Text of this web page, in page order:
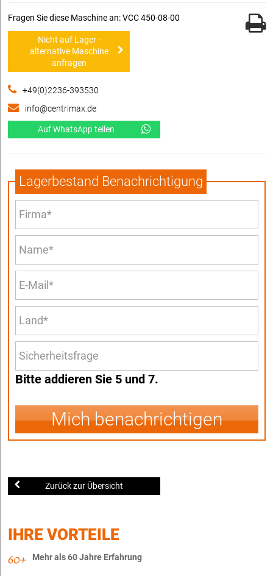
Fragen Sie diese Maschine an: VCC 450-08-00
Nicht auf Lager -
alternative Maschine
anfragen
+49(0)2236-393530
info@centrimax.de
Auf WhatsApp teilen
Lagerbestand Benachrichtigung
Bitte addieren Sie 5 und 7.
Mich benachrichtigen
Zurück zur Übersicht
IHRE VORTEILE
Mehr als 60 Jahre Erfahrung